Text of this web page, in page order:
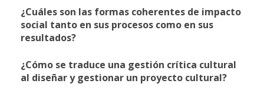
¿Cuáles son las formas coherentes de impacto
social tanto en sus procesos como en sus
resultados?
¿Cómo se traduce una gestión crítica cultural
al diseñar y gestionar un proyecto cultural?